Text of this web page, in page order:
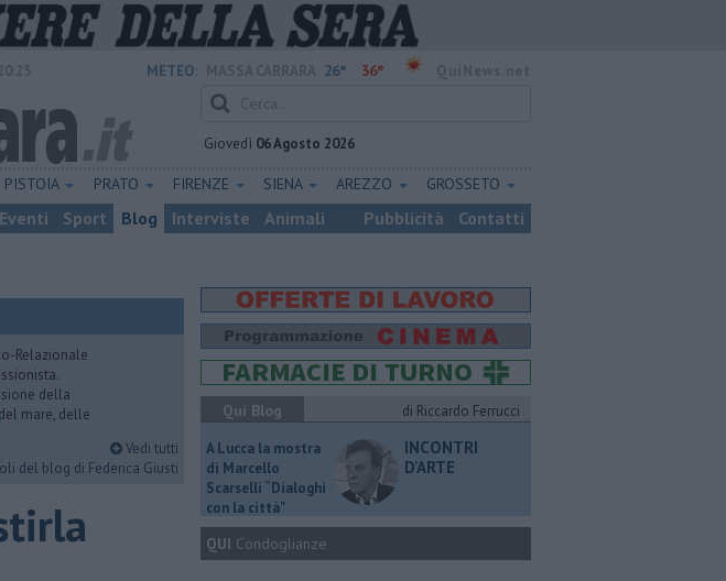
METEO: 26° 36°
Giovedì 06 Agosto 2026
PISTOIA PRATO FIRENZE SIENA AREZZO GROSSETO
Eventi Sport Blog Interviste Animali Pubblicità Contatti
Relazionale
della
mare, delle
Vedi tutti
del blog di Federica Giusti
Qui Blog
di Riccardo Ferrucci
A Lucca la mostra
di Marcello
Scarselli “Dialoghi
con la città"
INCONTRI
D'ARTE
QUI Condoglianze